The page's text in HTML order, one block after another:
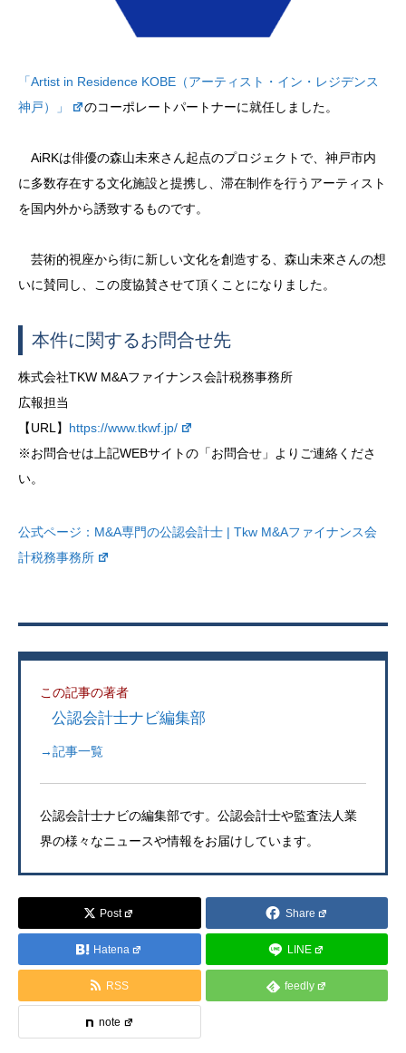
「Artist in Residence KOBE（アーティスト・イン・レジデンス
神戸）」
のコーポレートパートナーに就任しました。
AiRKは俳優の森山未來さん起点のプロジェクトで、神戸市内
に多数存在する文化施設と提携し、滞在制作を行うアーティスト
を国内外から誘致するものです。
芸術的視座から街に新しい文化を創造する、森山未來さんの想
いに賛同し、この度協賛させて頂くことになりました。
本件に関するお問合せ先
株式会社TKW M&Aファイナンス会計税務事務所
広報担当
【URL】 https://www.tkwf.jp/
※お問合せは上記WEBサイトの「お問合せ」よりご連絡くださ
い。
公式ページ： M&A専門の公認会計士 | Tkw M&Aファイナンス会
計税務事務所
この記事の著者
公認会計士ナビ編集部
→記事一覧
公認会計士ナビの編集部です。公認会計士や監査法人業
界の様々なニュースや情報をお届けしています。
Post Share
Hatena LINE
RSS feedly
note